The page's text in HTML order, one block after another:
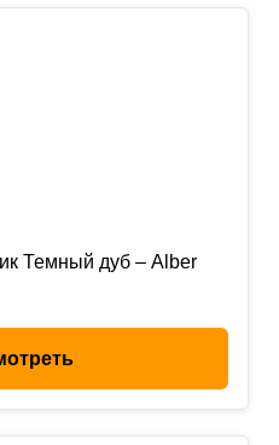
Темный дуб – Alber